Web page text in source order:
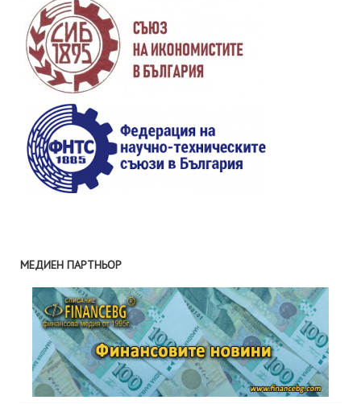
МЕДИЕН ПАРТНЬОР